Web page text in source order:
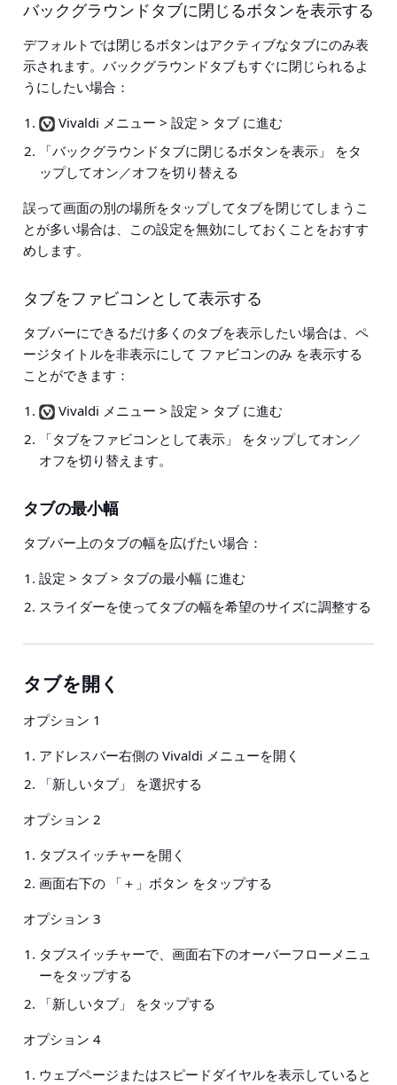
バックグラウンドタブに閉じるボタンを表示する
デフォルトでは閉じるボタンはアクティブなタブにのみ表
示されます。バックグラウンドタブもすぐに閉じられるよ
うにしたい場合：
Vivaldi メニュー > 設定 > タブ に進む
「バックグラウンドタブに閉じるボタンを表示」
をタ
ップしてオン／オフを切り替える
誤って画面の別の場所をタップしてタブを閉じてしまうこ
とが多い場合は、この設定を無効にしておくことをおすす
めします。
タブをファビコンとして表示する
タブバーにできるだけ多くのタブを表示したい場合は、ペ
ージタイトルを非表示にして ファビコンのみ を表示する
ことができます：
Vivaldi メニュー > 設定 > タブ に進む
「タブをファビコンとして表示」 をタップしてオン／
オフを切り替えます。
タブの最小幅
タブバー上のタブの幅を広げたい場合：
設定 > タブ > タブの最小幅 に進む
スライダーを使ってタブの幅を希望のサイズに調整する
タブを開く
オプション 1
アドレスバー右側の Vivaldi メニューを開く
「新しいタブ」 を選択する
オプション 2
タブスイッチャーを開く
画面右下の 「＋」ボタン をタップする
オプション 3
タブスイッチャーで、画面右下のオーバーフローメニュ
ーをタップする
「新しいタブ」 をタップする
オプション 4
ウェブページまたはスピードダイヤルを表示していると